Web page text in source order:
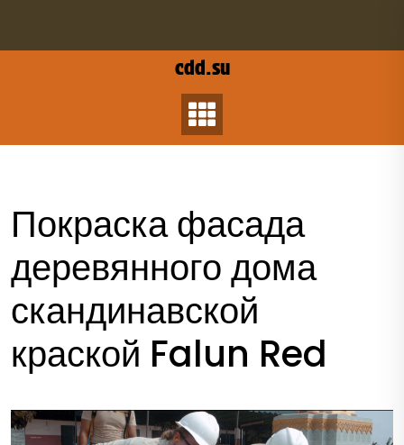
содержанию
cdd.su
Покраска фасада
деревянного дома
скандинавской
краской Falun Red